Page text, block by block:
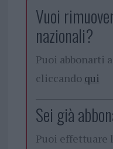
Vuoi
nazionali?
Puoi abbonarti a
cliccando qui
Sei già
Puoi effettuare